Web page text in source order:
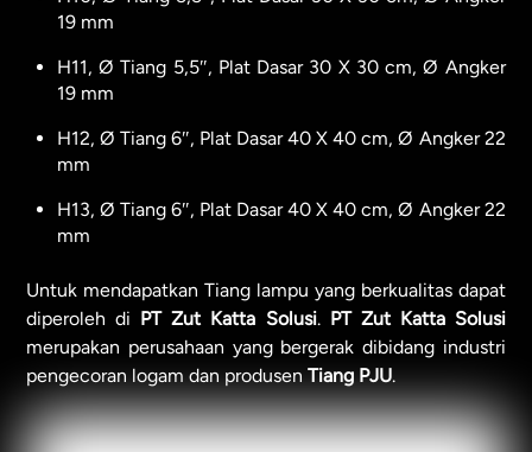
19 mm
H11, Ø Tiang 5,5″, Plat Dasar 30 X 30 cm, Ø Angker
19 mm
H12, Ø Tiang 6″, Plat Dasar 40 X 40 cm, Ø Angker 22
mm
H13, Ø Tiang 6″, Plat Dasar 40 X 40 cm, Ø Angker 22
mm
Untuk mendapatkan Tiang lampu yang berkualitas dapat
diperoleh di PT Zut Katta Solusi. PT Zut Katta Solusi
merupakan perusahaan yang bergerak dibidang industri
pengecoran logam dan produsenTiang PJU.